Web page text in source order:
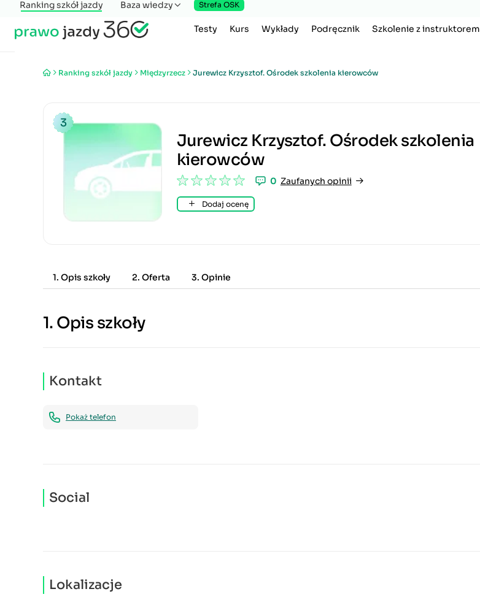
Testy Kurs Wykłady Podręcznik Szkolenie z instruktorem
Ranking szkół jazdy Baza wiedzy Strefa OSK
Ranking szkół jazdy Międzyrzecz Jurewicz Krzysztof. Ośrodek szkolenia kierowców
3
Jurewicz Krzysztof. Ośrodek szkolenia
kierowców
0 Zaufanych opinii
Dodaj ocenę
1. Opis szkoły 2. Oferta 3. Opinie
1. Opis szkoły
Kontakt
Pokaż telefon
Social
Lokalizacje